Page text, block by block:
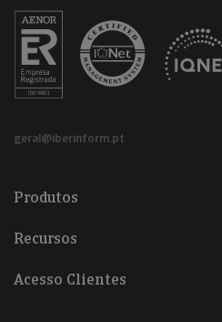
geral@iberinform.pt
Produtos
Recursos
Acesso Clientes